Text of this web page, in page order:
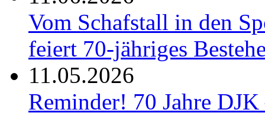
Vom Schafstall in den
feiert 70-jähriges
11.05.2026
Reminder! 70 Jahre